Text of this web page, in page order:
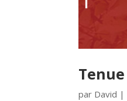
par David |